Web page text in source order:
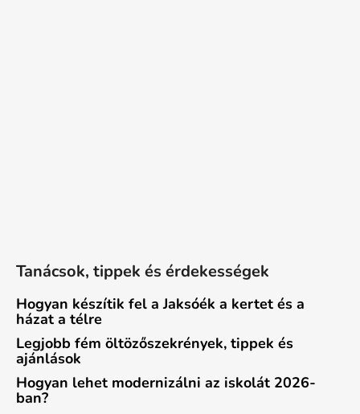
Tanácsok, tippek és érdekességek
Hogyan készítik fel a Jaksóék a kertet és a
házat a télre
Legjobb fém öltözőszekrények, tippek és
ajánlások
Hogyan lehet modernizálni az iskolát 2026-
ban?